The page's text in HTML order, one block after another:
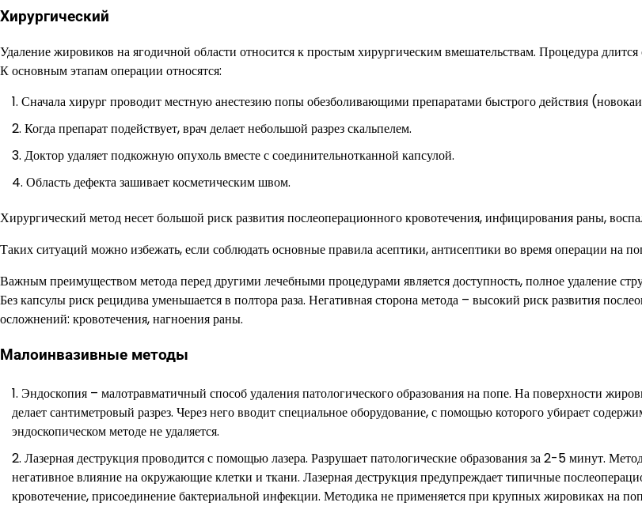
Хирургический
Удаление жировиков на ягодичной области относится к простым хирургическим вмешательствам. Процедура
К основным этапам операции относятся:
Сначала хирург проводит местную анестезию попы обезболивающими препаратами быстрого действия
Когда препарат подействует, врач делает небольшой разрез скальпелем.
Доктор удаляет подкожную опухоль вместе с соединительнотканной капсулой.
Область дефекта зашивает косметическим швом.
Хирургический метод несет большой риск развития послеоперационного кровотечения, инфицирования раны,
Таких ситуаций можно избежать, если соблюдать основные правила асептики, антисептики во время операции на
Важным преимуществом метода перед другими лечебными процедурами является доступность, полное удаление
Без капсулы риск рецидива уменьшается в полтора раза. Негативная сторона метода – высокий риск развития
осложнений: кровотечения, нагноения раны.
Малоинвазивные методы
Эндоскопия – малотравматичный способ удаления патологического образования на попе. На поверхности
делает сантиметровый разрез. Через него вводит специальное оборудование, с помощью которого убирает
эндоскопическом методе не удаляется.
Лазерная деструкция проводится с помощью лазера. Разрушает патологические образования за 2-5 минут.
негативное влияние на окружающие клетки и ткани. Лазерная деструкция предупреждает типичные
кровотечение, присоединение бактериальной инфекции. Методика не применяется при крупных жировиках на